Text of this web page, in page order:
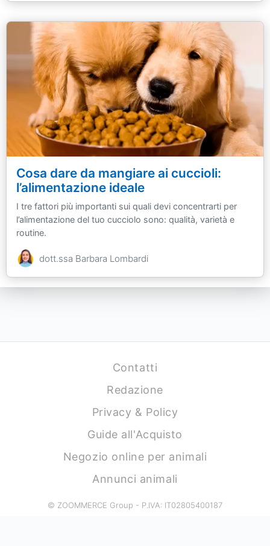
Cosa dare da mangiare ai cuccioli:
l’alimentazione ideale
I tre fattori più importanti sui quali devi concentrarti per
l’alimentazione del tuo cucciolo sono: qualità, varietà e
routine.
dott.ssa Barbara Lombardi
Contatti
Redazione
Privacy & Policy
Guide all'Acquisto
Negozio online per animali
Annunci animali
© ZOOMMERCE Group - P.IVA: IT02805400187